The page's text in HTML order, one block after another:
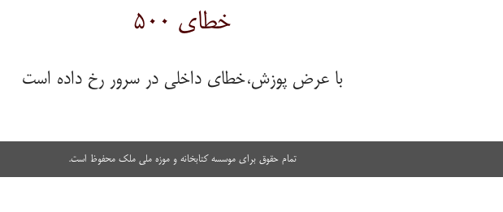
خطای ۵۰۰
با عرض پوزش،خطای داخلی در سرور رخ داده است
تمام حقوق برای موسسه کتابخانه و موزه ملی ملک محفوظ است.